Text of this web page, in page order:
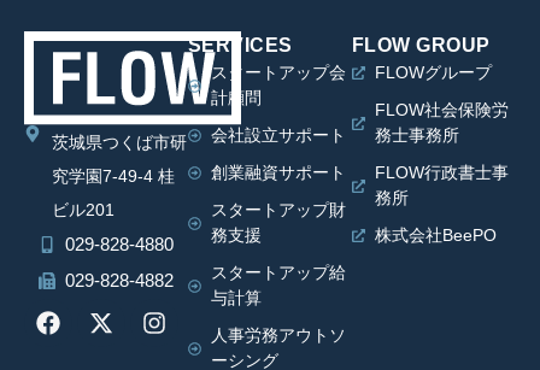
茨城県つくば市研
究学園7-49-4 桂
ビル201
029-828-4880
029-828-4882
SERVICES
スタートアップ会
計顧問
会社設立サポート
創業融資サポート
スタートアップ財
務支援
スタートアップ給
与計算
人事労務アウトソ
ーシング
FLOW GROUP
FLOWグループ
FLOW社会保険労
務士事務所
FLOW行政書士事
務所
株式会社BeePO